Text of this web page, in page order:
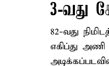
3-வது
82-வது
எகிப்து